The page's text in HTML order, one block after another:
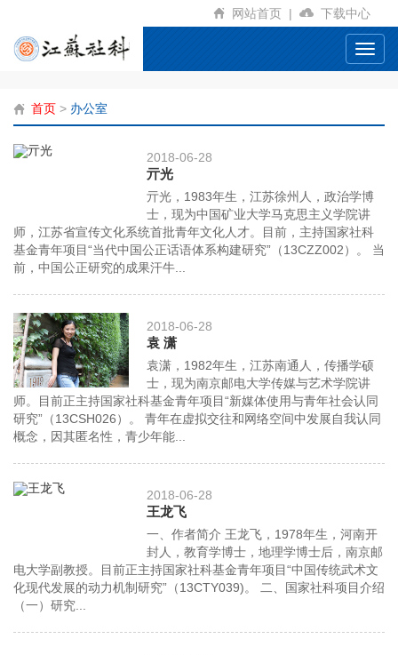
网站首页 | 下载中心
首页 > 办公室
2018-06-28
亓光
亓光，1983年生，江苏徐州人，政治学博
士，现为中国矿业大学马克思主义学院讲
师，江苏省宣传文化系统首批青年文化人才。目前，主持国家社科
基金青年项目“当代中国公正话语体系构建研究”（13CZZ002）。 当
前，中国公正研究的成果汗牛...
2018-06-28
袁 潇
袁潇，1982年生，江苏南通人，传播学硕
士，现为南京邮电大学传媒与艺术学院讲
师。目前正主持国家社科基金青年项目“新媒体使用与青年社会认同
研究”（13CSH026）。 青年在虚拟交往和网络空间中发展自我认同
概念，因其匿名性，青少年能...
2018-06-28
王龙飞
一、作者简介 王龙飞，1978年生，河南开
封人，教育学博士，地理学博士后，南京邮
电大学副教授。目前正主持国家社科基金青年项目“中国传统武术文
化现代发展的动力机制研究”（13CTY039)。 二、国家社科项目介绍
（一）研究...